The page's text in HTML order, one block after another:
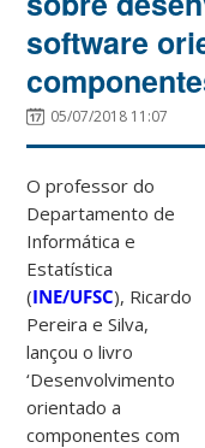
software
05/07/2018 11:07
O professor do
Departamento de
Informática e
Estatística
(INE/UFSC), Ricardo
Pereira e Silva,
lançou o livro
‘Desenvolvimento
orientado a
componentes com